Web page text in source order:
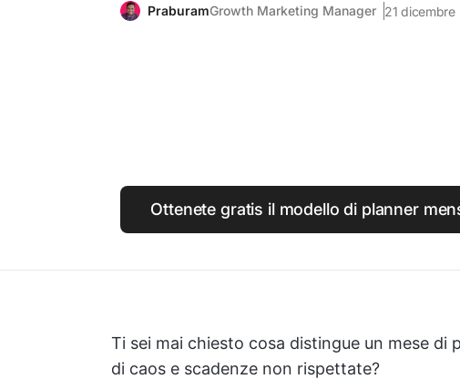
PraburamGrowth Marketing Manager 21
Ottenete gratis il modello di planner
Ti sei mai chiesto cosa distingue un mese
di caos e scadenze non rispettate?